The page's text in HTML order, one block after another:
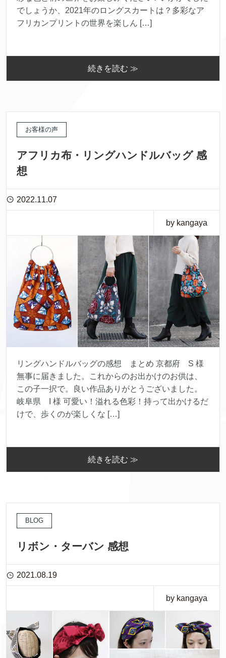
でしょうか、2021年のロングスカートは？多彩なア
フリカンプリントの世界を楽しん […]
続きを読む ≫
お客様の声
アフリカ布・リングハンドルバッグ 感
想
2022.11.07
by kangaya
リングハンドルバッグの感想 まとめ 京都府 S 様
無事に届きました。これからのお出かけのお供は、
この子一択で。良い作品ありがとうございました。
岐阜県 I 様 可愛い！溢れる色彩！持って出かけるだ
けで、歩くのが楽しくな […]
続きを読む ≫
BLOG
リボン・ターバン 感想
2021.08.19
by kangaya